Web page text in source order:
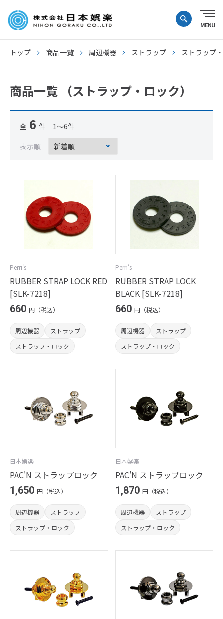
トップ 商品一覧 周辺機器 ストラップ ストラップ
商品一覧 （ストラップ・ロック）
全 6 件 1～6件
表示順
Perri's
RUBBER STRAP LOCK RED
[SLK-7218]
660 円（税込）
周辺機器
ストラップ
ストラップ・ロック
Perri's
RUBBER STRAP LOCK
BLACK [SLK-7218]
660 円（税込）
周辺機器
ストラップ
ストラップ・ロック
日本娯楽
PAC'N ストラップロック
1,650 円（税込）
周辺機器
ストラップ
ストラップ・ロック
日本娯楽
PAC'N ストラップロック
1,870 円（税込）
周辺機器
ストラップ
ストラップ・ロック